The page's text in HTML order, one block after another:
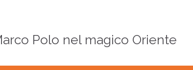
Polo nel magico Oriente